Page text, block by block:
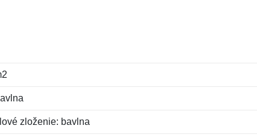
zloženie: bavlna